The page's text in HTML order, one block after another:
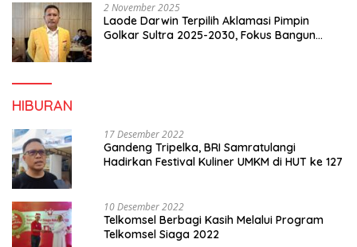
2 November 2025
Laode Darwin Terpilih Aklamasi Pimpin
Golkar Sultra 2025-2030, Fokus Bangun
HIBURAN
17 Desember 2022
Gandeng Tripelka, BRI Samratulangi
Hadirkan Festival Kuliner UMKM di HUT ke 127
10 Desember 2022
Telkomsel Berbagi Kasih Melalui Program
Telkomsel Siaga 2022